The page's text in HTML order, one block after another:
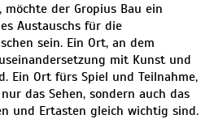
der Gropius Bau ein
Austauschs für die
sein. Ein Ort, an dem
mit Kunst und
Ein Ort fürs Spiel und Teilnahme,
das Sehen, sondern auch das
und Ertasten gleich wichtig sind.